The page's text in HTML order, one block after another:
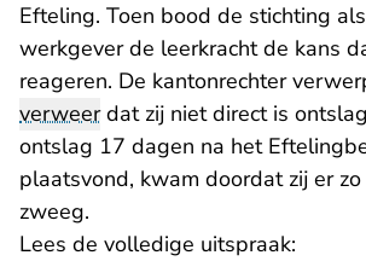
Efteling. Toen bood de stichting
werkgever de leerkracht de kans
reageren. De kantonrechter
verweerdat zij niet direct is
ontslag 17 dagen na het
plaatsvond, kwam doordat zij er
zweeg.
Lees de volledige uitspraak: